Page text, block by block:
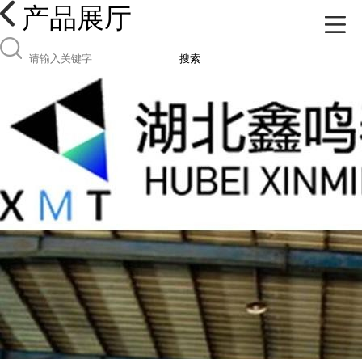
产品展厅
搜索